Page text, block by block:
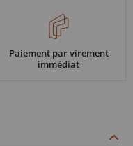
Paiement par virement
immédiat